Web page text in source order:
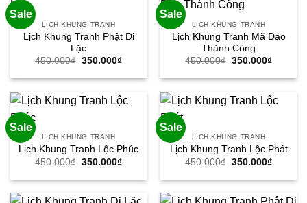
Sale
LỊCH KHUNG TRANH
Lịch Khung Tranh Phật Di
Lặc
450.000₫ Giá
là:
350.000₫Giá
tại
350.000₫.
Sale
LỊCH KHUNG TRANH
Lịch Khung Tranh Mã Đáo
Thành Công
450.000₫ Giá
là:
350.000₫Giá
tại
Sale
LỊCH KHUNG TRANH
Lịch Khung Tranh Lộc Phúc
450.000₫ Giá
là:
350.000₫Giá
tại
350.000₫.
Sale
LỊCH KHUNG TRANH
Lịch Khung Tranh Lộc Phát
450.000₫ Giá
là:
350.000₫Giá
tại